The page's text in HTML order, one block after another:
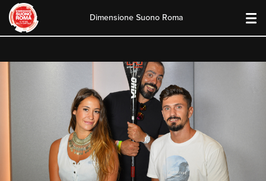
content
Dimensione Suono Roma